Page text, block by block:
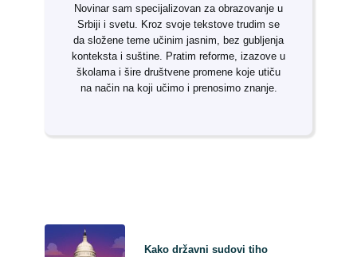
Novinar sam specijalizovan za obrazovanje u
Srbiji i svetu. Kroz svoje tekstove trudim se
da složene teme učinim jasnim, bez gubljenja
konteksta i suštine. Pratim reforme, izazove u
školama i šire društvene promene koje utiču
na način na koji učimo i prenosimo znanje.
Kako državni sudovi tiho